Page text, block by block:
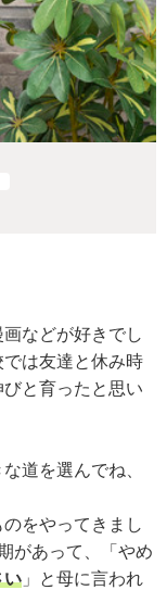
などが好きでし
は友達と休み時
と育ったと思い
道を選んでね、
をやってきまし
があって、「やめ
い 」と母に言われ